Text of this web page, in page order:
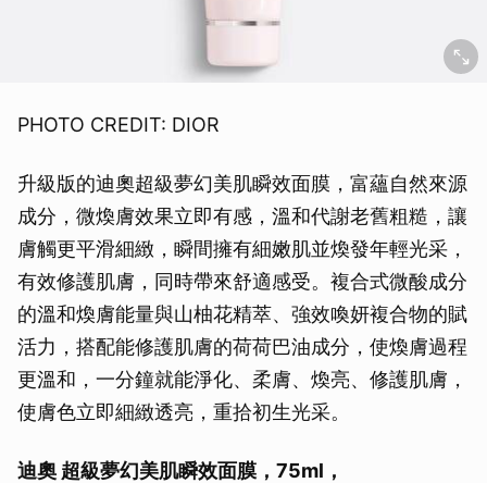
PHOTO CREDIT: DIOR
升級版的迪奧超級夢幻美肌瞬效面膜，富蘊自然來源
成分，微煥膚效果立即有感，溫和代謝老舊粗糙，讓
膚觸更平滑細緻，瞬間擁有細嫩肌並煥發年輕光采，
有效修護肌膚，同時帶來舒適感受。複合式微酸成分
的溫和煥膚能量與山柚花精萃、強效喚妍複合物的賦
活力，搭配能修護肌膚的荷荷巴油成分，使煥膚過程
更溫和，一分鐘就能淨化、柔膚、煥亮、修護肌膚，
使膚色立即細緻透亮，重拾初生光采。
迪奧 超級夢幻美肌瞬效面膜，75ml，